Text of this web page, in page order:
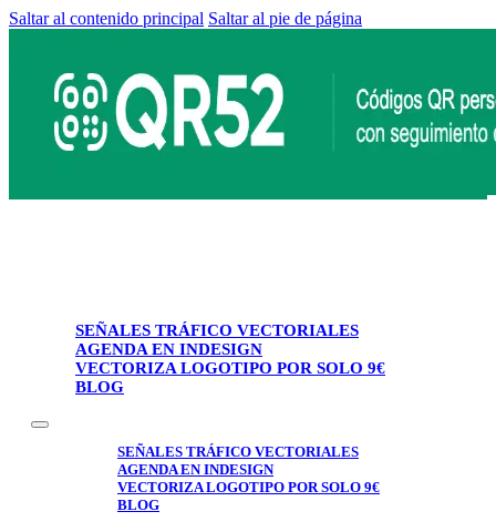
Saltar al contenido principal Saltar al pie de página
SEÑALES TRÁFICO VECTORIALES
AGENDA EN INDESIGN
VECTORIZA LOGOTIPO POR SOLO 9€
BLOG
SEÑALES TRÁFICO VECTORIALES
AGENDA EN INDESIGN
VECTORIZA LOGOTIPO POR SOLO 9€
BLOG